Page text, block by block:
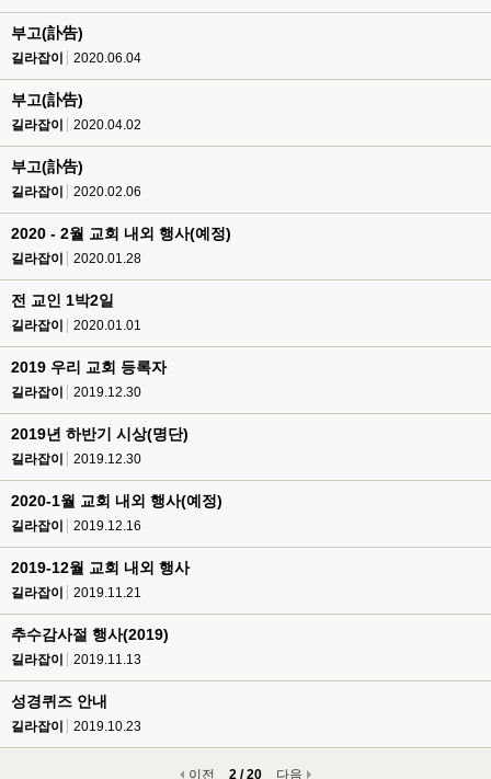
부고(訃告)
길라잡이 2020.06.04
부고(訃告)
길라잡이 2020.04.02
부고(訃告)
길라잡이 2020.02.06
2020 - 2월 교회 내외 행사(예정)
길라잡이 2020.01.28
전 교인 1박2일
길라잡이 2020.01.01
2019 우리 교회 등록자
길라잡이 2019.12.30
2019년 하반기 시상(명단)
길라잡이 2019.12.30
2020-1월 교회 내외 행사(예정)
길라잡이 2019.12.16
2019-12월 교회 내외 행사
길라잡이 2019.11.21
추수감사절 행사(2019)
길라잡이 2019.11.13
성경퀴즈 안내
길라잡이 2019.10.23
이전 2 / 20 다음